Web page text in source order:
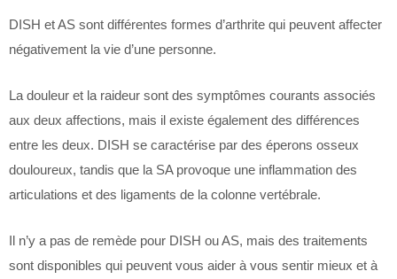
DISH et AS sont différentes formes d’arthrite qui peuvent affecter
négativement la vie d’une personne.
La douleur et la raideur sont des symptômes courants associés
aux deux affections, mais il existe également des différences
entre les deux. DISH se caractérise par des éperons osseux
douloureux, tandis que la SA provoque une inflammation des
articulations et des ligaments de la colonne vertébrale.
Il n’y a pas de remède pour DISH ou AS, mais des traitements
sont disponibles qui peuvent vous aider à vous sentir mieux et à